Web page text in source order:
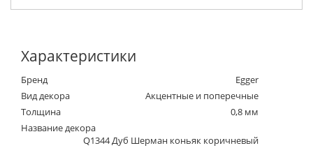
Характеристики
Бренд
Egger
Вид декора
Акцентные и поперечные
Толщина
0,8 мм
Название декора
Q1344 Дуб Шерман коньяк коричневый